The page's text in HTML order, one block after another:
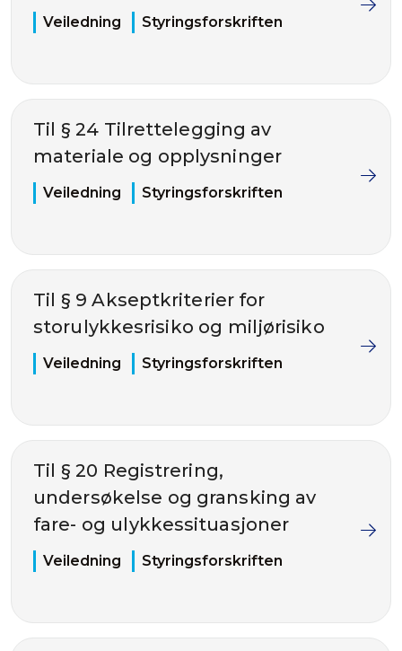
Veiledning Styringsforskriften
Til § 24 Tilrettelegging av
materiale og opplysninger
Veiledning Styringsforskriften
Til § 9 Akseptkriterier for
storulykkesrisiko og miljørisiko
Veiledning Styringsforskriften
Til § 20 Registrering,
undersøkelse og gransking av
fare- og ulykkessituasjoner
Veiledning Styringsforskriften